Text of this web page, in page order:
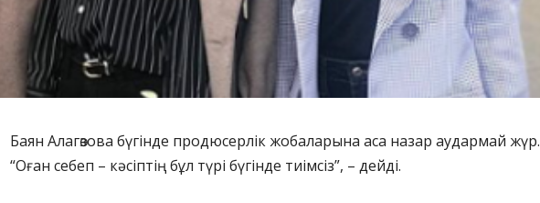
Баян Алагөзова бүгінде продюсерлік жобаларына аса назар аудармай жүр.
“Оған себеп – кәсіптің бұл түрі бүгінде тиімсіз”, – дейді.